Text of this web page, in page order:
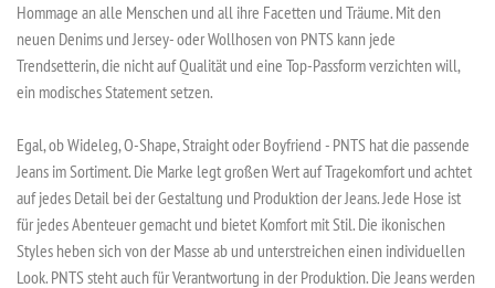
Hommage an alle Menschen und all ihre Facetten und Träume. Mit den
neuen Denims und Jersey- oder Wollhosen von PNTS kann jede
Trendsetterin, die nicht auf Qualität und eine Top-Passform verzichten will,
ein modisches Statement setzen.
Egal, ob Wideleg, O-Shape, Straight oder Boyfriend - PNTS hat die passende
Jeans im Sortiment. Die Marke legt großen Wert auf Tragekomfort und achtet
auf jedes Detail bei der Gestaltung und Produktion der Jeans. Jede Hose ist
für jedes Abenteuer gemacht und bietet Komfort mit Stil. Die ikonischen
Styles heben sich von der Masse ab und unterstreichen einen individuellen
Look. PNTS steht auch für Verantwortung in der Produktion. Die Jeans werden